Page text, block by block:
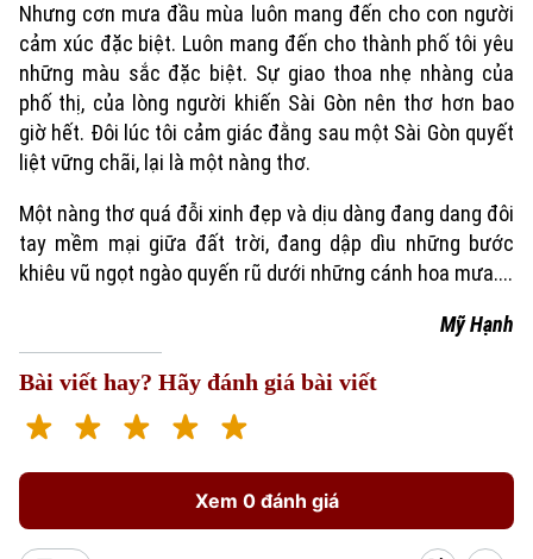
0865.116.699 (hotline) 0865.116.699
Nhưng cơn mưa đầu mùa luôn mang đến cho con người
cảm xúc đặc biệt. Luôn mang đến cho thành phố tôi yêu
những màu sắc đặc biệt. Sự giao thoa nhẹ nhàng của
phố thị, của lòng người khiến Sài Gòn nên thơ hơn bao
giờ hết. Đôi lúc tôi cảm giác đằng sau một Sài Gòn quyết
liệt vững chãi, lại là một nàng thơ.
Một nàng thơ quá đỗi xinh đẹp và dịu dàng đang dang đôi
tay mềm mại giữa đất trời, đang dập dìu những bước
khiêu vũ ngọt ngào quyến rũ dưới những cánh hoa mưa....
Mỹ Hạnh
Bài viết hay? Hãy đánh giá bài viết
Xem 0 đánh giá